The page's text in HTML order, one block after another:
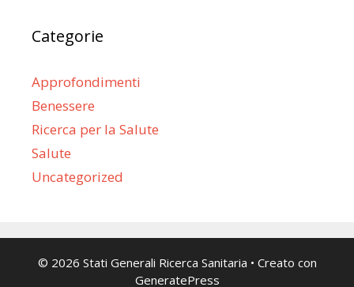
Categorie
Approfondimenti
Benessere
Ricerca per la Salute
Salute
Uncategorized
© 2026 Stati Generali Ricerca Sanitaria • Creato con
GeneratePress